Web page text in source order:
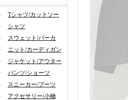
Tシャツ/カットソー
シャツ
スウェット/パーカ
ニット/カーディガン
ジャケット/アウター
パンツ/ショーツ
スニーカー/ブーツ
アクセサリー/小物